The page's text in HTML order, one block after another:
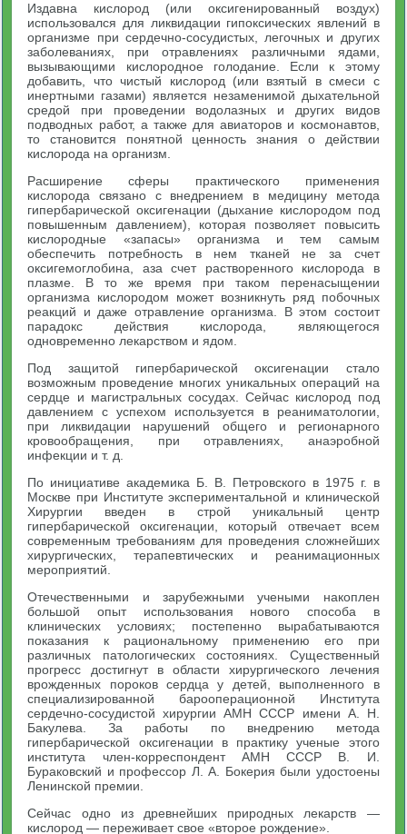
Издавна кислород (или оксигенированный воздух)
использовался для ликвидации гипоксических явлений в
организме при сердечно-сосудистых, легочных и других
заболеваниях, при отравлениях различными ядами,
вызывающими кислородное голодание. Если к этому
добавить, что чистый кислород (или взятый в смеси с
инертными газами) является незаменимой дыхательной
средой при проведении водолазных и других видов
подводных работ, а также для авиаторов и космонавтов,
то становится понятной ценность знания о действии
кислорода на организм.
Расширение сферы практического применения
кислорода связано с внедрением в медицину метода
гипербарической оксигенации (дыхание кислородом под
повышенным давлением), которая позволяет повысить
кислородные «запасы» организма и тем самым
обеспечить потребность в нем тканей не за счет
оксигемоглобина, аза счет растворенного кислорода в
плазме. В то же время при таком перенасыщении
организма кислородом может возникнуть ряд побочных
реакций и даже отравление организма. В этом состоит
парадокс действия кислорода, являющегося
одновременно лекарством и ядом.
Под защитой гипербарической оксигенации стало
возможным проведение многих уникальных операций на
сердце и магистральных сосудах. Сейчас кислород под
давлением с успехом используется в реаниматологии,
при ликвидации нарушений общего и регионарного
кровообращения, при отравлениях, анаэробной
инфекции и т. д.
По инициативе академика Б. В. Петровского в 1975 г. в
Москве при Институте экспериментальной и клинической
Хирургии введен в строй уникальный центр
гипербарической оксигенации, который отвечает всем
современным требованиям для проведения сложнейших
хирургических, терапевтических и реанимационных
мероприятий.
Отечественными и зарубежными учеными накоплен
большой опыт использования нового способа в
клинических условиях; постепенно вырабатываются
показания к рациональному применению его при
различных патологических состояниях. Существенный
прогресс достигнут в области хирургического лечения
врожденных пороков сердца у детей, выполненного в
специализированной барооперационной Института
сердечно-сосудистой хирургии АМН СССР имени А. Н.
Бакулева. За работы по внедрению метода
гипербарической оксигенации в практику ученые этого
института член-корреспондент АМН СССР В. И.
Бураковский и профессор Л. А. Бокерия были удостоены
Ленинской премии.
Сейчас одно из древнейших природных лекарств —
кислород — переживает свое «второе рождение».